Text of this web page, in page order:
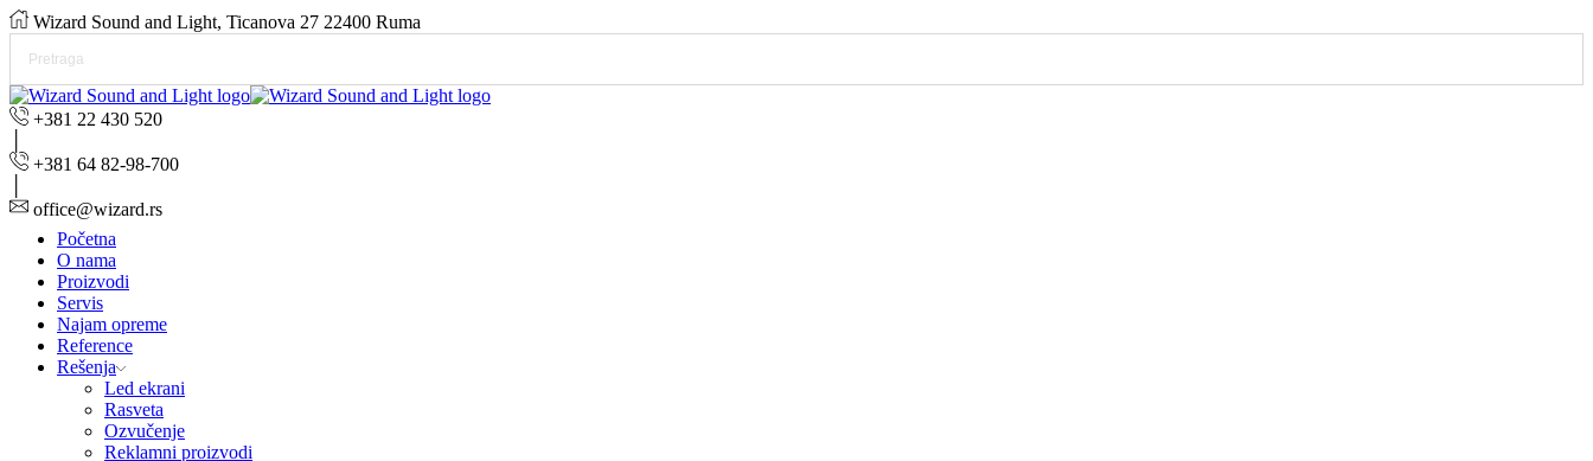
Wizard Sound and Light, Ticanova 27 22400 Ruma
+381 22 430 520
+381 64 82-98-700
office@wizard.rs
Početna
O nama
Proizvodi
Servis
Najam opreme
Reference
Rešenja
Led ekrani
Rasveta
Ozvučenje
Reklamni proizvodi